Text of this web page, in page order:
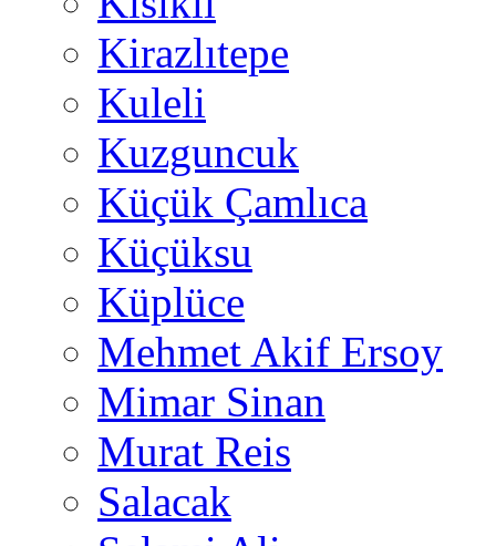
Kirazlıtepe
Kuleli
Kuzguncuk
Küçük Çamlıca
Küçüksu
Küplüce
Mehmet Akif Ersoy
Mimar Sinan
Murat Reis
Salacak